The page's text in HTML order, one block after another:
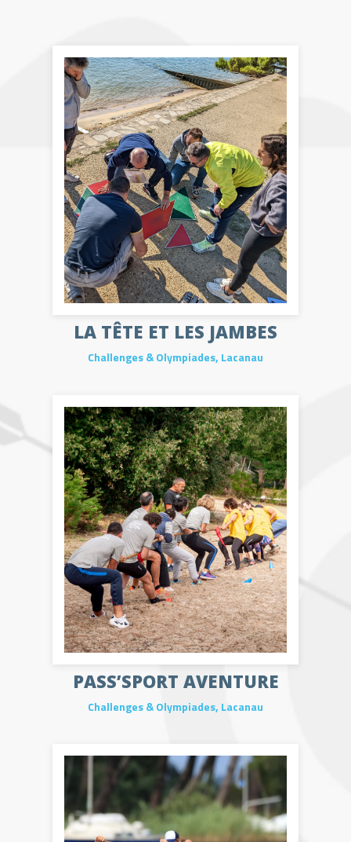
LA TÊTE ET LES JAMBES
Challenges & Olympiades, Lacanau
PASS’SPORT AVENTURE
Challenges & Olympiades, Lacanau